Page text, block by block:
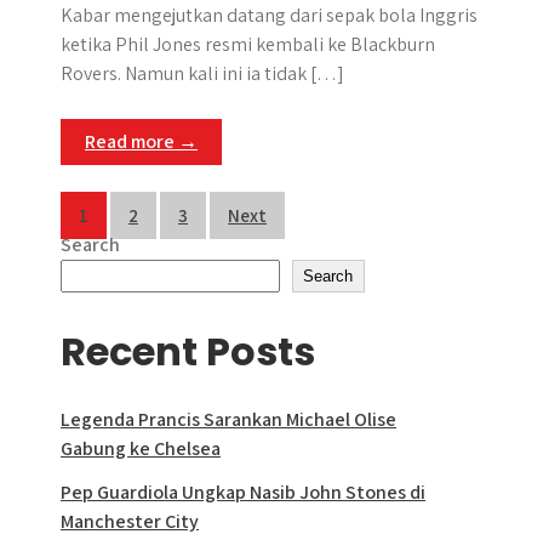
a
t
s
p
p
c
e
b
o
k
s
s
e
g
e
l
e
g
a
y
p
e
n
e
a
r
Kabar mengejutkan datang dari sepak bola Inggris
ketika Phil Jones resmi kembali ke Blackburn
Rovers. Namun kali ini ia tidak […]
Read more →
Posts
pagination
1 2 3 Next
Search
Search
Recent Posts
Legenda Prancis Sarankan Michael Olise
Gabung ke Chelsea
Pep Guardiola Ungkap Nasib John Stones di
Manchester City